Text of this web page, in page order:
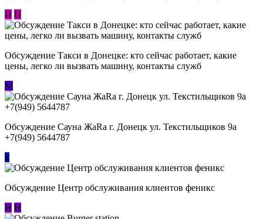
П П
Обсуждение ​Такси в Донецке: кто сейчас работает, какие
цены, легко ли вызвать машину, контакты служб
М
Обсуждение Сауна ЖаRa г. Донецк ул. Текстильщиков 9а
+7(949) 5644787
к
Обсуждение Центр обслуживания клиентов феникс
Н Н